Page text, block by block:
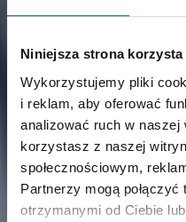
Niniejsza strona
Wykorzystujemy pliki
i reklam, aby oferować
analizować ruch w
korzystasz z naszej
społecznościowym,
Partnerzy mogą
otrzymanymi od Ciebie